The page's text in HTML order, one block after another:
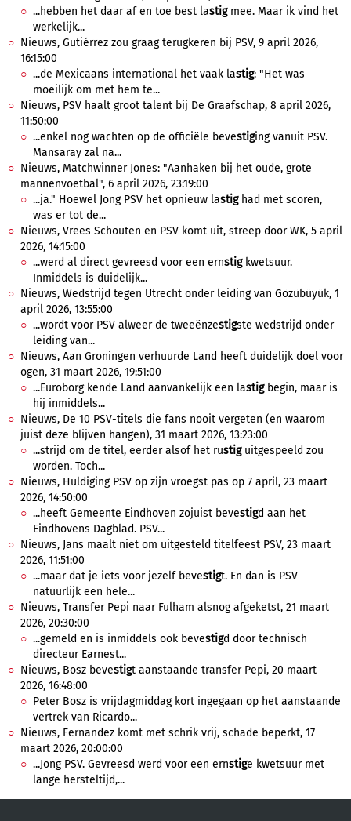
...hebben het daar af en toe best lastigmee. Maar ik vind het
werkelijk...
Nieuws, Gutiérrez zou graag terugkeren bij PSV, 9 april 2026,
16:15:00
...de Mexicaans international het vaak lastig: "Het was
moeilijk om met hem te...
Nieuws, PSV haalt groot talent bij De Graafschap, 8 april 2026,
11:50:00
...enkel nog wachten op de officiële bevestiging vanuit PSV.
Mansaray zal na...
Nieuws, Matchwinner Jones: "Aanhaken bij het oude, grote
mannenvoetbal", 6 april 2026, 23:19:00
...ja." Hoewel Jong PSV het opnieuw lastighad met scoren,
was er tot de...
Nieuws, Vrees Schouten en PSV komt uit, streep door WK, 5 april
2026, 14:15:00
...werd al direct gevreesd voor een ernstigkwetsuur.
Inmiddels is duidelijk...
Nieuws, Wedstrijd tegen Utrecht onder leiding van Gözübüyük, 1
april 2026, 13:55:00
...wordt voor PSV alweer de tweeënzestigste wedstrijd onder
leiding van...
Nieuws, Aan Groningen verhuurde Land heeft duidelijk doel voor
ogen, 31 maart 2026, 19:51:00
...Euroborg kende Land aanvankelijk een lastigbegin, maar is
hij inmiddels...
Nieuws, De 10 PSV-titels die fans nooit vergeten (en waarom
juist deze blijven hangen), 31 maart 2026, 13:23:00
...strijd om de titel, eerder alsof het rustiguitgespeeld zou
worden. Toch...
Nieuws, Huldiging PSV op zijn vroegst pas op 7 april, 23 maart
2026, 14:50:00
...heeft Gemeente Eindhoven zojuist bevestigd aan het
Eindhovens Dagblad. PSV...
Nieuws, Jans maalt niet om uitgesteld titelfeest PSV, 23 maart
2026, 11:51:00
...maar dat je iets voor jezelf bevestigt. En dan is PSV
natuurlijk een hele...
Nieuws, Transfer Pepi naar Fulham alsnog afgeketst, 21 maart
2026, 20:30:00
...gemeld en is inmiddels ook bevestigd door technisch
directeur Earnest...
Nieuws, Bosz bevestigt aanstaande transfer Pepi, 20 maart
2026, 16:48:00
Peter Bosz is vrijdagmiddag kort ingegaan op het aanstaande
vertrek van Ricardo...
Nieuws, Fernandez komt met schrik vrij, schade beperkt, 17
maart 2026, 20:00:00
...Jong PSV. Gevreesd werd voor een ernstige kwetsuur met
lange hersteltijd,...